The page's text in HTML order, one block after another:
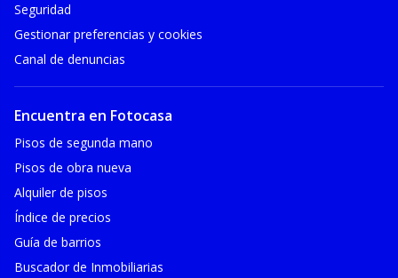
Seguridad
Gestionar preferencias y cookies
Canal de denuncias
Encuentra en Fotocasa
Pisos de segunda mano
Pisos de obra nueva
Alquiler de pisos
Índice de precios
Guía de barrios
Buscador de Inmobiliarias